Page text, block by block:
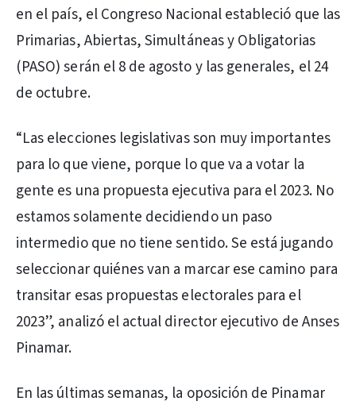
en el país, el Congreso Nacional estableció que las
Primarias, Abiertas, Simultáneas y Obligatorias
(PASO) serán el 8 de agosto y las generales, el 24
de octubre.
“Las elecciones legislativas son muy importantes
para lo que viene, porque lo que va a votar la
gente es una propuesta ejecutiva para el 2023. No
estamos solamente decidiendo un paso
intermedio que no tiene sentido. Se está jugando
seleccionar quiénes van a marcar ese camino para
transitar esas propuestas electorales para el
2023”, analizó el actual director ejecutivo de Anses
Pinamar.
En las últimas semanas, la oposición de Pinamar